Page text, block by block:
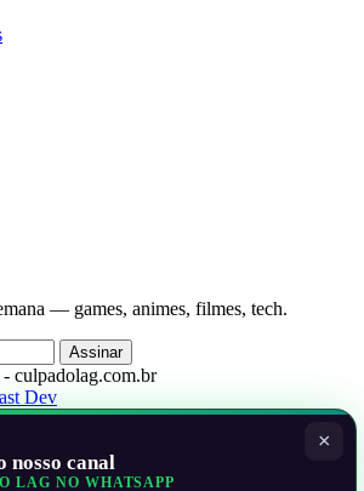
— games, animes, filmes, tech.
Assinar
culpadolag.com.br
Dev
×
nosso canal
LAG NO WHATSAPP